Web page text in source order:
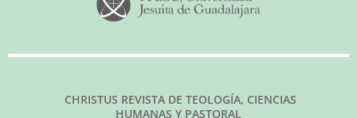
CHRISTUS REVISTA DE TEOLOGÍA, CIENCIAS
HUMANAS Y PASTORAL